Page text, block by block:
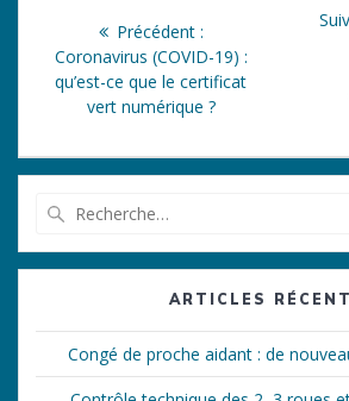
de
l’article
Précédent :Article
précédent
:
Coronavirus (COVID-19) :
qu’est-ce que le certificat
vert numérique ?
:
ARTICLES
Congé de proche aidant : de